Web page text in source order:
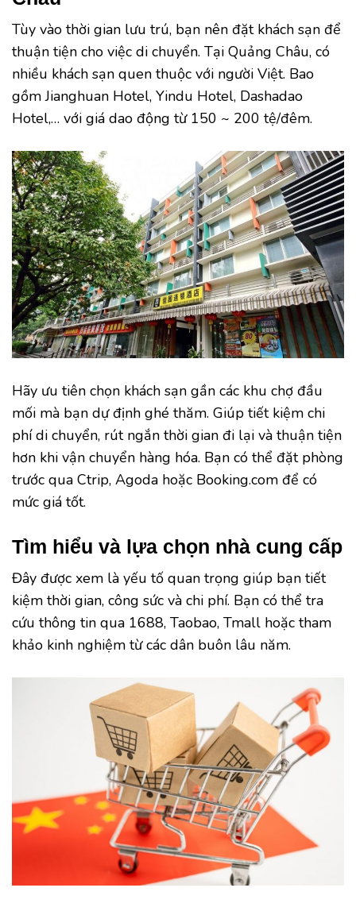
Tùy vào thời gian lưu trú, bạn nên đặt khách sạn để
thuận tiện cho việc di chuyển. Tại Quảng Châu, có
nhiều khách sạn quen thuộc với người Việt. Bao
gồm Jianghuan Hotel, Yindu Hotel, Dashadao
Hotel,… với giá dao động từ 150 ~ 200 tệ/đêm.
Hãy ưu tiên chọn khách sạn gần các khu chợ đầu
mối mà bạn dự định ghé thăm. Giúp tiết kiệm chi
phí di chuyển, rút ngắn thời gian đi lại và thuận tiện
hơn khi vận chuyển hàng hóa. Bạn có thể đặt phòng
trước qua Ctrip, Agoda hoặc Booking.com để có
mức giá tốt.
Tìm hiểu và lựa chọn nhà cung cấp
Đây được xem là yếu tố quan trọng giúp bạn tiết
kiệm thời gian, công sức và chi phí. Bạn có thể tra
cứu thông tin qua 1688, Taobao, Tmall hoặc tham
khảo kinh nghiệm từ các dân buôn lâu năm.